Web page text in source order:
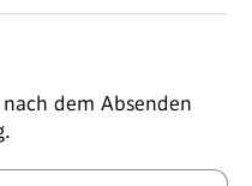
dem Absenden